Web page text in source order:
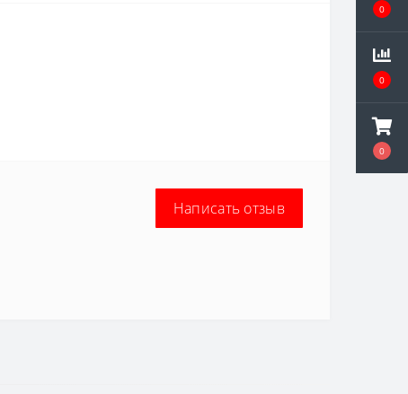
0
0
0
Написать отзыв